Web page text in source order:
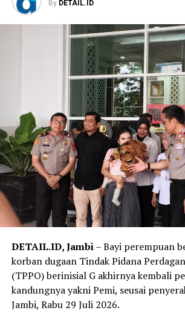
‎Sementara itu, Direktur Reserse
Jambi, Kombes Pol Jimmy Christian
bahwa polisi telah melakukan olah
perkara (TKP) untuk mengungkap
‎”Saat ini penyebabnya masih dalam
dan perkembangan selanjutnya akan
ujarnya.
‎Salah seorang warga di sekitar lokasi
sebelum api membesar ia melihat
keluar dari salah satu bangunan asrama.
kemudian, kobaran api dengan cepat
merambat ke bangunan lainnya.
‎”Awalnya terlihat asap hitam, lalu
Karena angin cukup kencang, api cepat
asrama lainnya,” katanya.
Reporter:Juan Ambarita
By DETAIL.ID
DETAIL.ID, Jambi– Bayi perempuan
korban dugaan Tindak Pidana
(TPPO) berinisial G akhirnya kembali
kandungnya yakni Pemi, seusai
Jambi, Rabu 29 Juli 2026.